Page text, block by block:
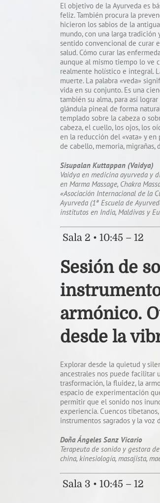
El objetivo de la Ayurveda es
feliz. También procura la
hicieron los sabios de la
mundo, con una larga tradición
sentido convencional de curar
salud. Cómo curar las
aunque al mismo tiempo lo ve
realmente holístico e integral.
muerte. La palabra «veda»
vida en su conjunto. Es una
también su alma, para así
glándula pineal de forma
templado sobre la cabeza o
cabeza, el cuello, los ojos, los
en la reducción del «vata» y en
de cabello, memoria,
Sisupalan Kuttappan (Vaidya)
Vaidya en medicina ayurveda y
en Marma Massage, Chakra
«Asociación Internacional de la
Ayurveda (1ª Escuela de
institutos en India, Maldivas y
Sala 2 • 10:45 – 12
Sesión de
armónico.
desde la
Explorar desde la quietud y
ancestrales nos puede facilitar
trasformación, la fluidez, la
espacio de experimentación
permitir que el sonido nos
experiencia. Cuencos
instrumentos sagrados y la voz
Doña Ángeles Sanz Vicario
Terapeuta de sonido y gestora
china, kinesiología, masajista,
Sala 3 • 10:45 – 12